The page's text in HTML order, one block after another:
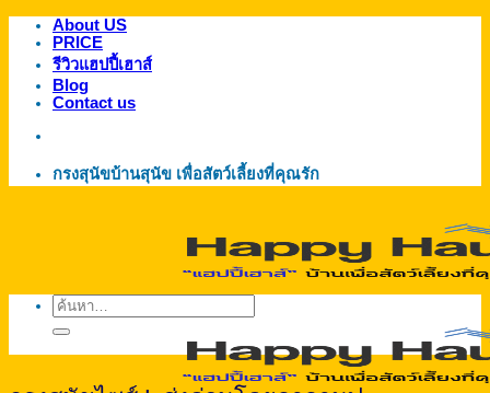
ข้าม
เนื้อหา
About US
PRICE
รีวิวแฮปปี้เฮาส์
Blog
Contact us
กรงสุนัขบ้านสุนัข เพื่อสัตว์เลี้ยงที่คุณรัก
ค้นหา: